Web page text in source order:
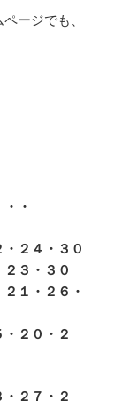
ージでも、
・
２４・３０
３・３０
１・２６・
２０・２
２７・２